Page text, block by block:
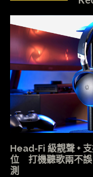
Head-Fi 級靚聲 +
位 打機聽歌兩不
測